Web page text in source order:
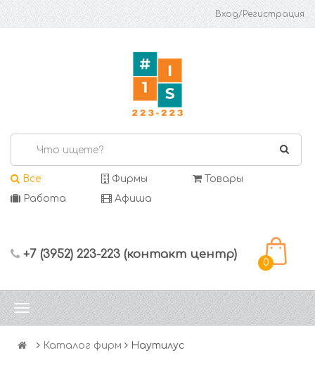
Вход/Регистрация
Все Фирмы
Товары
Работа
Афиша
+7 (3952) 223-223 (контакт центр)
0
Каталог фирм Наутилус